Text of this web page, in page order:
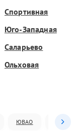
Спортивная
Юго-Западная
Саларьево
Ольховая
ЮВАО ЮАО